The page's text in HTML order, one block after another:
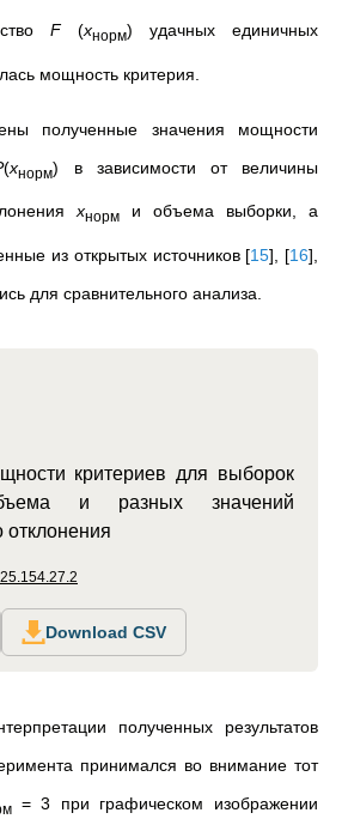
F(xнорм) удачных единичных
мощность критерия.
полученные значения мощности
(xнорм) в зависимости от величины
xнорм и объема выборки, а
из открытых источников [15], [16],
для сравнительного анализа.
критериев для выборок
и разных значений
отклонения
Download CSV
полученных результатов
принимался во внимание тот
= 3 при графическом изображении